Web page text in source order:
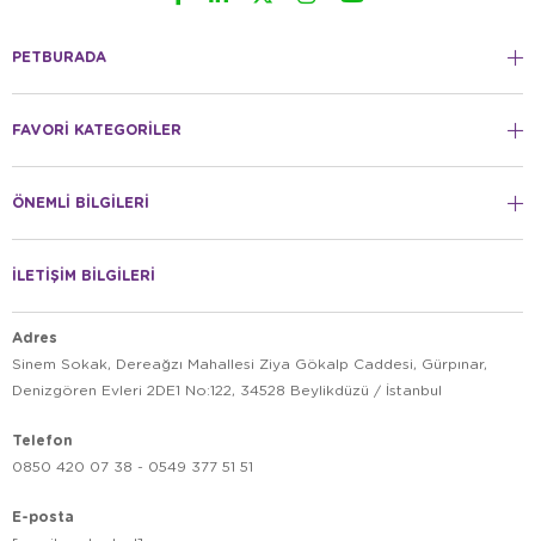
PETBURADA
FAVORİ KATEGORİLER
ÖNEMLİ BİLGİLERİ
İLETİŞİM BİLGİLERİ
Adres
Sinem Sokak, Dereağzı Mahallesi Ziya Gökalp Caddesi, Gürpınar,
Denizgören Evleri 2DE1 No:122, 34528 Beylikdüzü / İstanbul
Telefon
0850 420 07 38 - 0549 377 51 51
E-posta